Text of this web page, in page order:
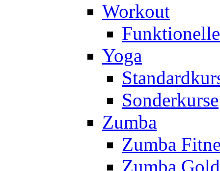
Workout
Yoga
Sonderkurse
Zumba
Zumba
Zumba Gold